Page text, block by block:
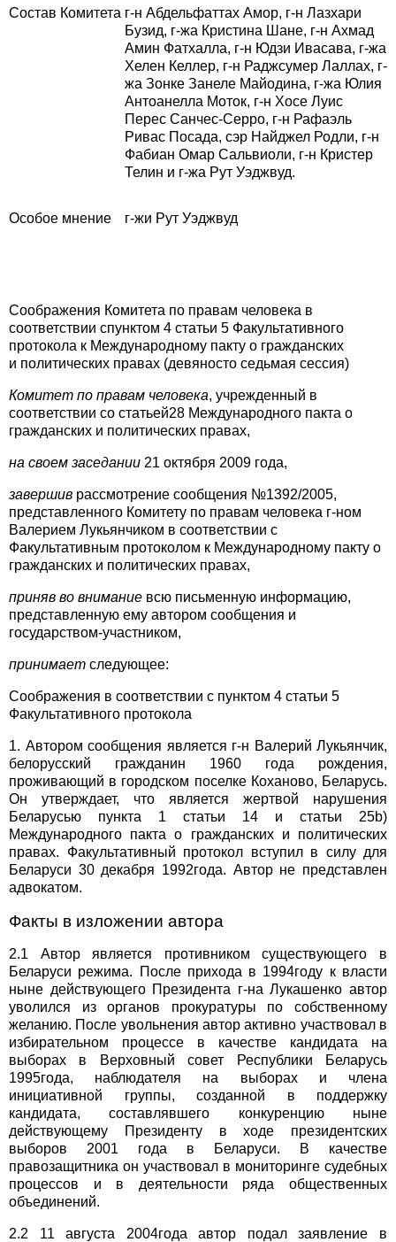
Состав Комитета г-н Абдельфаттах Амор, г-н Лазхари
Бузид, г-жа Кристина Шане, г-н Ахмад
Амин Фатхалла, г-н Юдзи Ивасава, г-жа
Хелен Келлер, г-н Раджсумер Лаллах, г-
жа Зонке Занеле Майодина, г-жа Юлия
Антоанелла Моток, г-н Хосе Луис
Перес Санчес-Серро, г-н Рафаэль
Ривас Посада, сэр Найджел Родли, г-н
Фабиан Омар Сальвиоли, г-н Кристер
Телин и г-жа Рут Уэджвуд.
Особое мнение г-жи Рут Уэджвуд
Соображения Комитета по правам человека в
соответствии спунктом 4 статьи 5 Факультативного
протокола к Международному пакту о гражданских
и политических правах (девяносто седьмая сессия)
Комитет по правам человека, учрежденный в
соответствии со статьей28 Международного пакта о
гражданских и политических правах,
на своем заседании 21 октября 2009 года,
завершив рассмотрение сообщения №1392/2005,
представленного Комитету по правам человека г-ном
Валерием Лукьянчиком в соответствии с
Факультативным протоколом к Международному пакту о
гражданских и политических правах,
приняв во внимание всю письменную информацию,
представленную ему автором сообщения и
государством-участником,
принимает следующее:
Соображения в соответствии с пунктом 4 статьи 5
Факультативного протокола
1. Автором сообщения является г-н Валерий Лукьянчик,
белорусский гражданин 1960 года рождения,
проживающий в городском поселке Коханово, Беларусь.
Он утверждает, что является жертвой нарушения
Беларусью пункта 1 статьи 14 и статьи 25b)
Международного пакта о гражданских и политических
правах. Факультативный протокол вступил в силу для
Беларуси 30 декабря 1992года. Автор не представлен
адвокатом.
Факты в изложении автора
2.1 Автор является противником существующего в
Беларуси режима. После прихода в 1994году к власти
ныне действующего Президента г-на Лукашенко автор
уволился из органов прокуратуры по собственному
желанию. После увольнения автор активно участвовал в
избирательном процессе в качестве кандидата на
выборах в Верховный совет Республики Беларусь
1995года, наблюдателя на выборах и члена
инициативной группы, созданной в поддержку
кандидата, составлявшего конкуренцию ныне
действующему Президенту в ходе президентских
выборов 2001 года в Беларуси. В качестве
правозащитника он участвовал в мониторинге судебных
процессов и в деятельности ряда общественных
объединений.
2.2 11 августа 2004года автор подал заявление в